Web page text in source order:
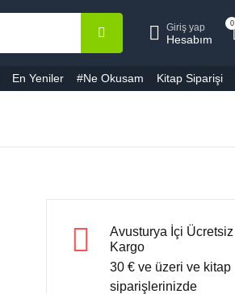
Giriş yap
Hesabım
0
En Yeniler #Ne Okusam Kitap Siparişi
Avusturya İçi Ücretsiz
Kargo
30 € ve üzeri ve kitap
siparişlerinizde